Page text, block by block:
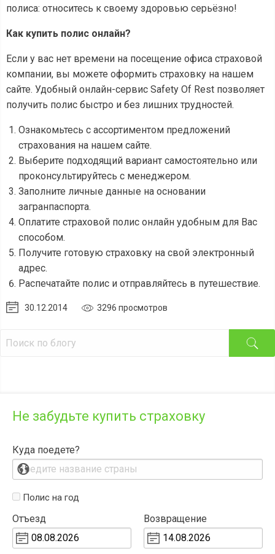
полиса: относитесь к своему здоровью серьёзно!
Как купить полис онлайн?
Если у вас нет времени на посещение офиса страховой
компании, вы можете оформить страховку на нашем
сайте. Удобный онлайн-сервис Safety Of Rest позволяет
получить полис быстро и без лишних трудностей.
Ознакомьтесь с ассортиментом предложений
страхования на нашем сайте.
Выберите подходящий вариант самостоятельно или
проконсультируйтесь с менеджером.
Заполните личные данные на основании
загранпаспорта.
Оплатите страховой полис онлайн удобным для Вас
способом.
Получите готовую страховку на свой электронный
адрес.
Распечатайте полис и отправляйтесь в путешествие.
30.12.2014 3296 просмотров
Не забудьте купить страховку
Куда поедете?
Полис на год
Отъезд Возвращение